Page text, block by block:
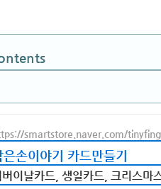
smartstore.naver.com/
은손이야기 카드만들기
버이날카드, 생일카드, 크리스마